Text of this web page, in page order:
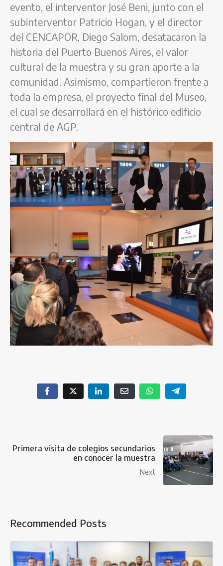
evento, el interventor José Beni, junto con el
subinterventor Patricio Hogan, y el director
del CENCAPOR, Diego Salom, desatacaron la
historia del Puerto Buenos Aires, el valor
cultural de la muestra y su gran aporte a la
comunidad. Asimismo, compartieron frente a
toda la empresa, el proyecto final del Museo,
el cual se desarrollará en el histórico edificio
central de AGP.
Primera visita de colegios secundarios
en conocer la muestra
Next
Recommended Posts